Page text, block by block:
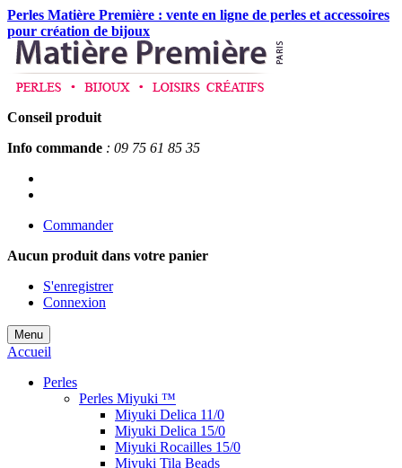
Perles Matière Première : vente en ligne de perles et accessoires
pour création de bijoux
Conseil produit
Info commande : 09 75 61 85 35
Commander
Aucun produit dans votre panier
S'enregistrer
Connexion
Menu
Accueil
Perles
Perles Miyuki ™
Miyuki Delica 11/0
Miyuki Delica 15/0
Miyuki Rocailles 15/0
Miyuki Tila Beads